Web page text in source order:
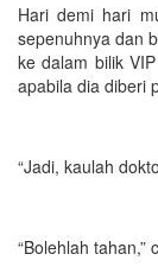
Hari demi hari
sepenuhnya dan
ke dalam bilik
apabila dia diberi
“Jadi, kaulah
“Bolehlah tahan,”